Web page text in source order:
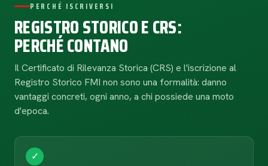
PERCHÉ ISCRIVERSI
REGISTRO STORICO E CRS:
PERCHÉ CONTANO
Il Certificato di Rilevanza Storica (CRS) e l'iscrizione al
Registro Storico FMI non sono una formalità: danno
vantaggi concreti, ogni anno, a chi possiede una moto
d'epoca.
✓